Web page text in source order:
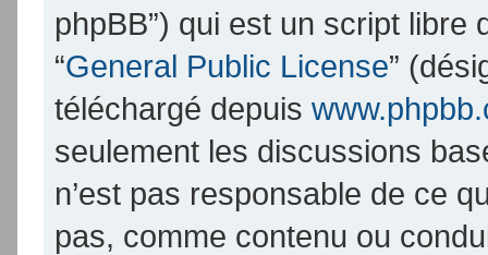
phpBB”) qui est un script
“General Public License”
téléchargé depuis
seulement les discussions
n’est pas responsable de ce
pas, comme contenu ou